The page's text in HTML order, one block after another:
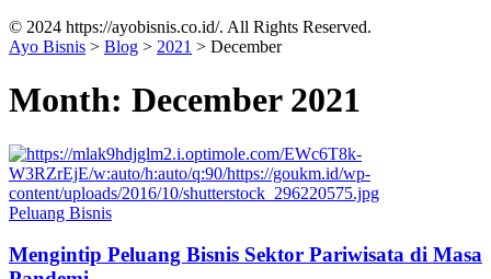
© 2024 https://ayobisnis.co.id/. All Rights Reserved.
Ayo Bisnis > Blog > 2021 > December
Month: December 2021
Peluang Bisnis
Mengintip Peluang Bisnis Sektor Pariwisata di Masa